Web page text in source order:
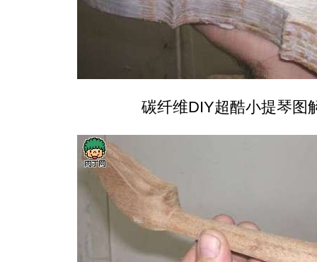
碳纤维DIY超酷小提琴图